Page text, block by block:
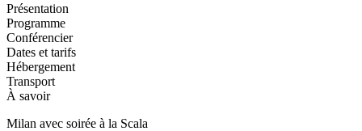
Présentation
Programme
Conférencier
Dates et tarifs
Hébergement
Transport
À savoir
Milan avec soirée à la Scala